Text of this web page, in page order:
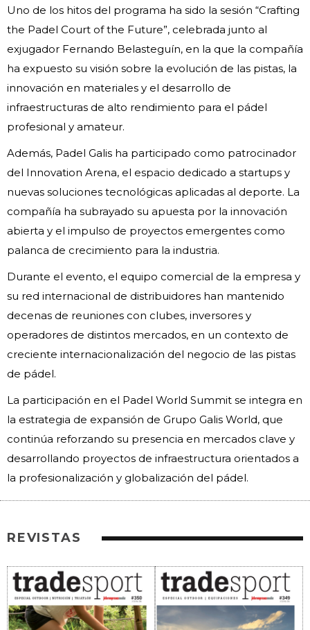
Uno de los hitos del programa ha sido la sesión “Crafting
the Padel Court of the Future”, celebrada junto al
exjugador Fernando Belasteguín, en la que la compañía
ha expuesto su visión sobre la evolución de las pistas, la
innovación en materiales y el desarrollo de
infraestructuras de alto rendimiento para el pádel
profesional y amateur.
Además, Padel Galis ha participado como patrocinador
del Innovation Arena, el espacio dedicado a startups y
nuevas soluciones tecnológicas aplicadas al deporte. La
compañía ha subrayado su apuesta por la innovación
abierta y el impulso de proyectos emergentes como
palanca de crecimiento para la industria.
Durante el evento, el equipo comercial de la empresa y
su red internacional de distribuidores han mantenido
decenas de reuniones con clubes, inversores y
operadores de distintos mercados, en un contexto de
creciente internacionalización del negocio de las pistas
de pádel.
La participación en el Padel World Summit se integra en
la estrategia de expansión de Grupo Galis World, que
continúa reforzando su presencia en mercados clave y
desarrollando proyectos de infraestructura orientados a
la profesionalización y globalización del pádel.
REVISTAS